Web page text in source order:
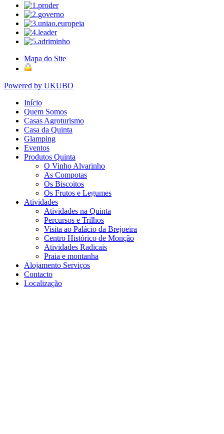
Mapa do Site
Powered by UKUBO
Início
Quem Somos
Casas Agroturismo
Casa da Quinta
Glamping
Eventos
Produtos Quinta
O Vinho Alvarinho
As Compotas
Os Biscoitos
Os Frutos e Legumes
Atividades
Atividades na Quinta
Percursos e Trilhos
Visita ao Palácio da Brejoeira
Centro Histórico de Monção
Atividades Radicais
Praia e montanha
Alojamento Serviços
Contacto
Localização